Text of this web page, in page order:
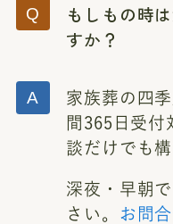
もしもの時
すか？
家族葬の四
間365日受付
談だけでも構
深夜・早朝
さい。 お問